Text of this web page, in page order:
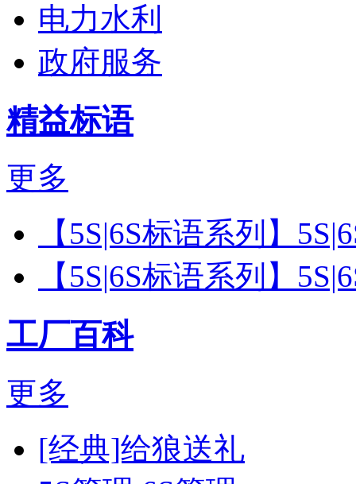
电力水利
政府服务
精益标语
更多
【5S|6S标语系列】
【5S|6S标语系列】
工厂百科
更多
[经典]给狼送礼